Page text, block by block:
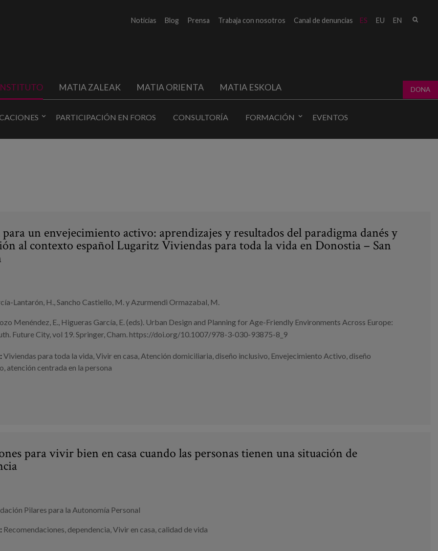
ES EU EN
Noticias Blog Prensa Trabaja con nosotros Canal de denuncias
MATIA ZALEAK MATIA ORIENTA MATIA ESKOLA DONA
PARTICIPACIÓN EN FOROS CONSULTORÍA FORMACIÓN EVENTOS
un envejecimiento activo: aprendizajes y resultados del paradigma danés y
al contexto español Lugaritz Viviendas para toda la vida en Donostia – San
Lantarón, H., Sancho Castiello, M. y Azurmendi Ormazabal, M.
Menéndez, E., Higueras García, E. (eds). Urban Design and Planning for Age-Friendly Environments Across Europe:
Future City, vol 19. Springer, Cham. https://doi.org/10.1007/978-3-030-93875-8_9
Viviendas para toda la vida,Vivir en casa, Atención domiciliaria, diseño inclusivo, Envejecimiento Activo, diseño
, atención centrada en la persona
para vivir bien en casa cuando las personas tienen una situación de
Pilares para la Autonomía Personal
Recomendaciones, dependencia,Vivir en casa, calidad de vida